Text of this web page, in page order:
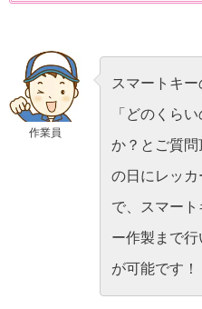
作業員
スマートキー
「どのくら
か？とご質
の日にレッ
で、スマー
ー作製まで
が可能です！